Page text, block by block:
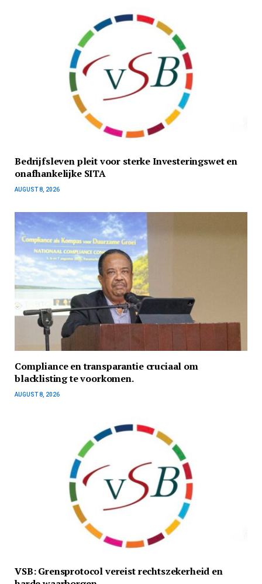
Bedrijfsleven pleit voor sterke Investeringswet en
onafhankelijke SITA
AUGUST 8, 2026
Compliance en transparantie cruciaal om
blacklisting te voorkomen.
AUGUST 8, 2026
VSB: Grensprotocol vereist rechtszekerheid en